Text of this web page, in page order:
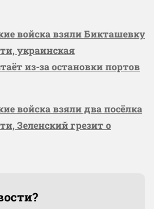
войска взяли Бикташевку
украинская
из-за остановки портов
войска взяли два посёлка
Зеленский грезит о